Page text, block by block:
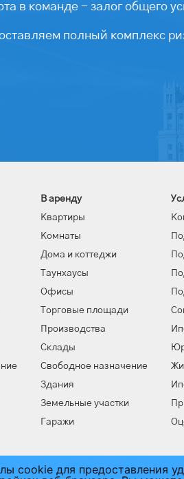
в команде - залог общего
полный комплекс
В аренду
Квартиры
Комнаты
Дома и коттеджи
Таунхаусы
Офисы
Торговые площади
Производства
Склады
Свободное назначение
Здания
Земельные участки
Гаражи
cookie для предоставления